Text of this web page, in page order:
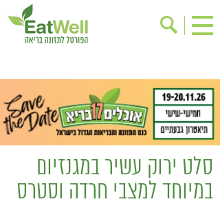
בישול בריא
אינדקס עסקים
ריפוי ומניעת מחלות
בריאות האישה
תוספי תזונה
מתכוני בריאות
אירועים
שינוי תזונתי
גישות בתזונה
דיאטה
סלט ירוק עשיר במגנזיום
במיוחד למצבי חרדה וסטרס